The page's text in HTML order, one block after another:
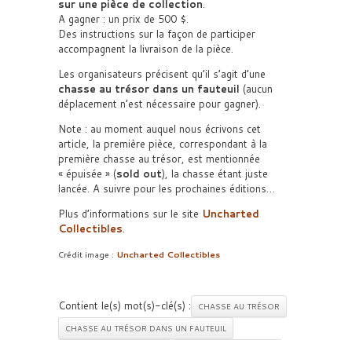
sur une pièce de collection.
A gagner : un prix de 500 $.
Des instructions sur la façon de participer
accompagnent la livraison de la pièce.
Les organisateurs précisent qu’il s’agit d’une
chasse au trésor dans un fauteuil (aucun
déplacement n’est nécessaire pour gagner).
Note : au moment auquel nous écrivons cet
article, la première pièce, correspondant à la
première chasse au trésor, est mentionnée
« épuisée » (sold out), la chasse étant juste
lancée. A suivre pour les prochaines éditions…
Plus d’informations sur le site Uncharted
Collectibles.
Crédit image : Uncharted Collectibles
Contient le(s) mot(s)-clé(s) :
CHASSE AU TRÉSOR
CHASSE AU TRÉSOR DANS UN FAUTEUIL